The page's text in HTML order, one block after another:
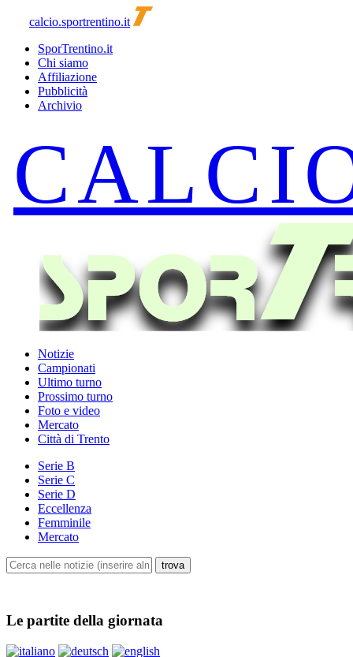
calcio.sportrentino.it
SporTrentino.it
Chi siamo
Affiliazione
Pubblicità
Archivio
Notizie
Campionati
Ultimo turno
Prossimo turno
Foto e video
Mercato
Città di Trento
Serie B
Serie C
Serie D
Eccellenza
Femminile
Mercato
Le partite della giornata